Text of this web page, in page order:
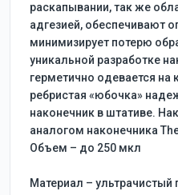
раскапывании, так же
адгезией, обеспечивают
минимизирует потерю
уникальной разработке
герметично одевается на
ребристая «юбочка»
наконечник в штативе.
аналогом наконечника
Объем – до 250 мкл
Материал – ультрачистый